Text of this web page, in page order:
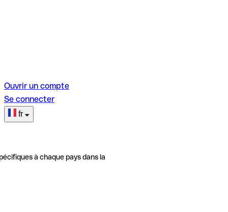
Ouvrir un compte
Se connecter
fr
à chaque pays dans la